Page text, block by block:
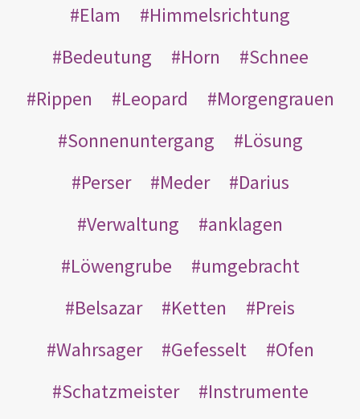
Elam
Himmelsrichtung
Bedeutung
Horn
Schnee
Rippen
Leopard
Morgengrauen
Sonnenuntergang
Lösung
Perser
Meder
Darius
Verwaltung
anklagen
Löwengrube
umgebracht
Belsazar
Ketten
Preis
Wahrsager
Gefesselt
Ofen
Schatzmeister
Instrumente